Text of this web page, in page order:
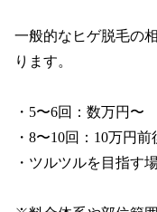
一般的なヒゲ脱毛の
ります。
・5〜6回：数万円〜
・8〜10回：10万円前
・ツルツルを目指す